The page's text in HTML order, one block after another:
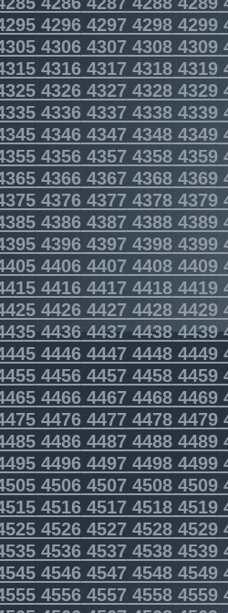
4296429742984299
4306430743084309
43164317 43184319
43264327 43284329
43364337 43384339
4346434743484349
4356435743584359
43664367 43684369
43764377 43784379
43864387 43884389
43964397 43984399
44064407 44084409
44164417 44184419
44264427 44284429
4436443744384439
4446444744484449
4456445744584459
4466446744684469
4476447744784479
4486448744884489
4496449744984499
4506450745084509
4516451745184519
4526452745284529
4536453745384539
4546454745484549
4556455745584559